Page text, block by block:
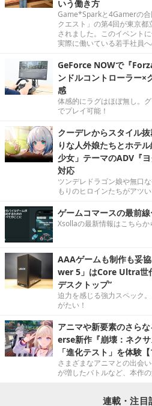
いう働き方
Game*Sparkと4Gamerの合
クエスト」の第4回が東京
されました。このイベント
実際に働いている若手社員
GeForce NOWで『
ンドルコントローラー×
感
体感的にラグはほぼ無し。
でプレイ可能！
クーデレからスタイル
りな人外娘たちとホテ
少女」テーマのADV『
対応
ツンデレドラゴン娘や無口
もりのヒロインたちがアツい
ゲームコマースの最前
Xsollaの最新情報はこちらか
AAAゲームも制作も妥
wer 5」はCore Ultra世
デスクトップ”
迫力を感じる強力スペック
がたい！
アニマや新要素のさら
erse新作『崩壊：ネク
「進化テスト」を体験【
さまざまなアニマとの出会
が増したバトルなど、本作
連載・注目